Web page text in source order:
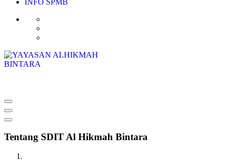
INFO SPMB
Tentang SDIT Al Hikmah Bintara